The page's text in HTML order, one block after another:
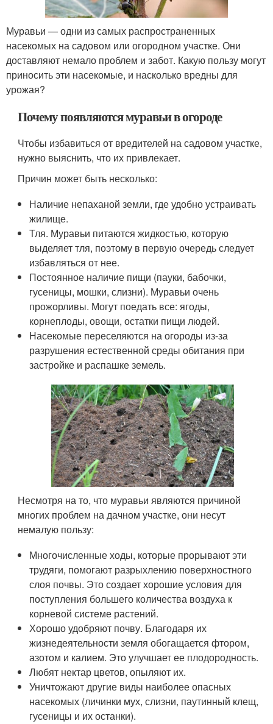
Муравьи — одни из самых распространенных
насекомых на садовом или огородном участке. Они
доставляют немало проблем и забот. Какую пользу могут
приносить эти насекомые, и насколько вредны для
урожая?
Почему появляются муравьи в огороде
Чтобы избавиться от вредителей на садовом участке,
нужно выяснить, что их привлекает.
Причин может быть несколько:
Наличие непаханой земли, где удобно устраивать
жилище.
Тля. Муравьи питаются жидкостью, которую
выделяет тля, поэтому в первую очередь следует
избавляться от нее.
Постоянное наличие пищи (пауки, бабочки,
гусеницы, мошки, слизни). Муравьи очень
прожорливы. Могут поедать все: ягоды,
корнеплоды, овощи, остатки пищи людей.
Насекомые переселяются на огороды из-за
разрушения естественной среды обитания при
застройке и распашке земель.
Несмотря на то, что муравьи являются причиной
многих проблем на дачном участке, они несут
немалую пользу:
Многочисленные ходы, которые прорывают эти
трудяги, помогают разрыхлению поверхностного
слоя почвы. Это создает хорошие условия для
поступления большего количества воздуха к
корневой системе растений.
Хорошо удобряют почву. Благодаря их
жизнедеятельности земля обогащается фтором,
азотом и калием. Это улучшает ее плодородность.
Любят нектар цветов, опыляют их.
Уничтожают другие виды наиболее опасных
насекомых (личинки мух, слизни, паутинный клещ,
гусеницы и их останки).